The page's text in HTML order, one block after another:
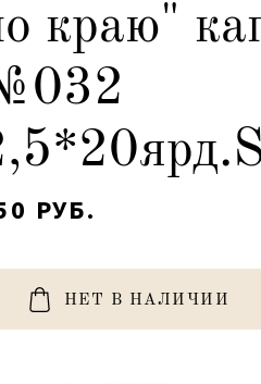
краю"
РУБ.
НЕТ В НАЛИЧИИ